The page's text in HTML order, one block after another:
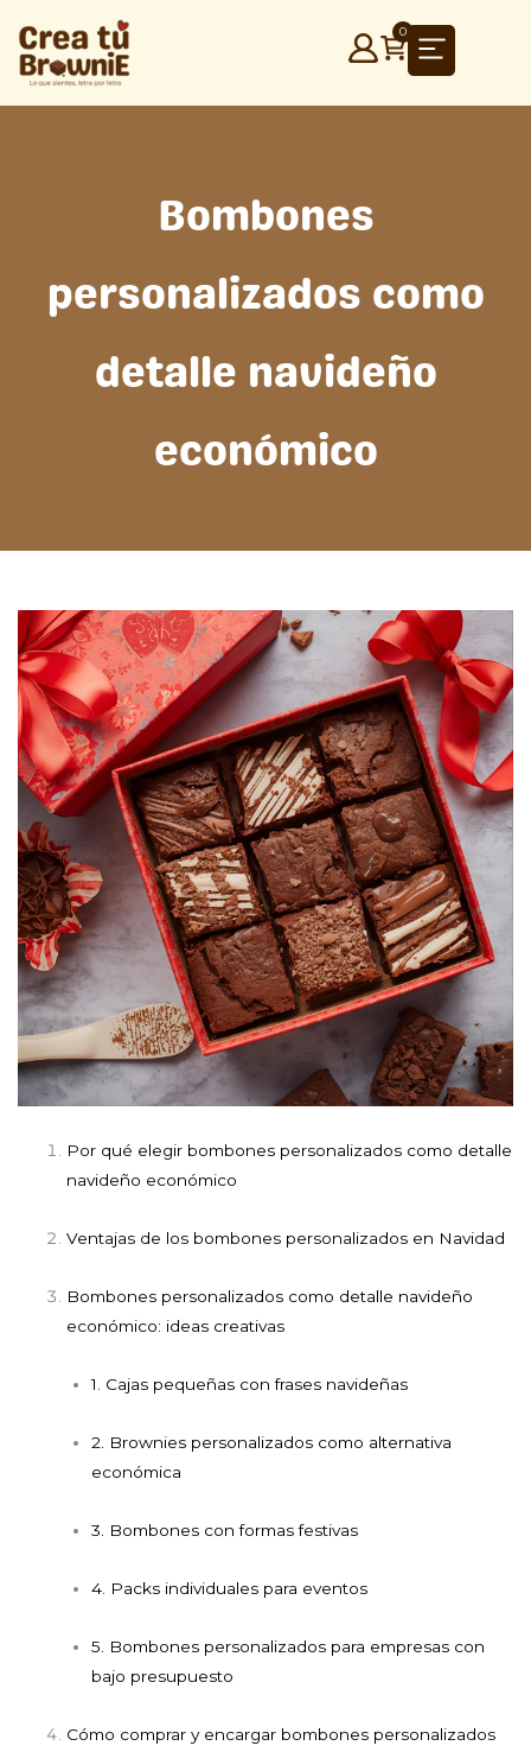
contenido
0
Bombones
personalizados como
detalle navideño
económico
Por qué elegir bombones personalizados como detalle
navideño económico
Ventajas de los bombones personalizados en Navidad
Bombones personalizados como detalle navideño
económico: ideas creativas
1. Cajas pequeñas con frases navideñas
2. Brownies personalizados como alternativa
económica
3. Bombones con formas festivas
4. Packs individuales para eventos
5. Bombones personalizados para empresas con
bajo presupuesto
Cómo comprar y encargar bombones personalizados